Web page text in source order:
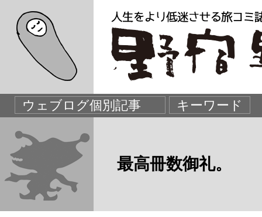
最高冊数御礼。